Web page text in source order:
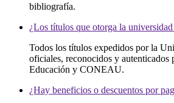
bibliografía.
¿Los títulos que otorga la
Todos los títulos expedidos por la
oficiales, reconocidos y autenticados
Educación y CONEAU.
¿Hay beneficios o descuentos por